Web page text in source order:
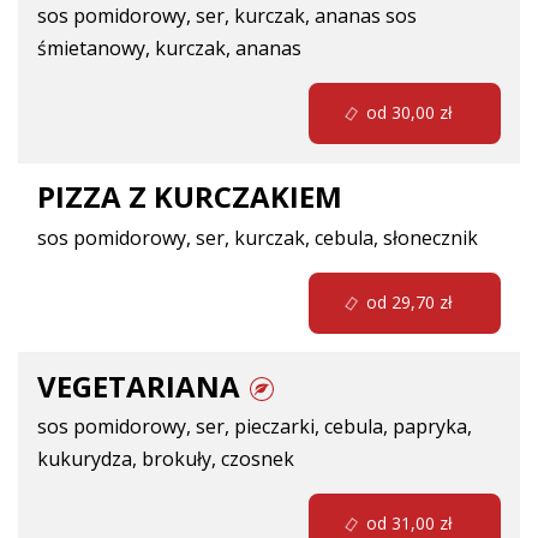
sos pomidorowy, ser, kurczak, ananas sos
śmietanowy, kurczak, ananas
PIZZA Z KURCZAKIEM
sos pomidorowy, ser, kurczak, cebula, słonecznik
VEGETARIANA
sos pomidorowy, ser, pieczarki, cebula, papryka,
kukurydza, brokuły, czosnek